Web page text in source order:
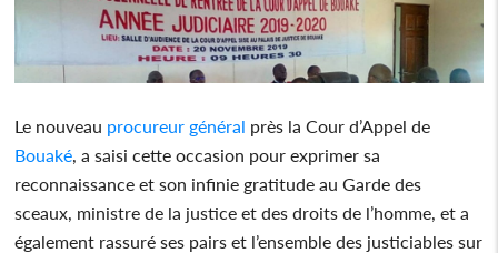
Le nouveau procureur général près la Cour d’Appel de
Bouaké , a saisi cette occasion pour exprimer sa
reconnaissance et son infinie gratitude au Garde des
sceaux, ministre de la justice et des droits de l’homme, et a
également rassuré ses pairs et l’ensemble des justiciables sur